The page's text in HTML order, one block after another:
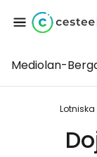
Mediolan-
Lotniska
...